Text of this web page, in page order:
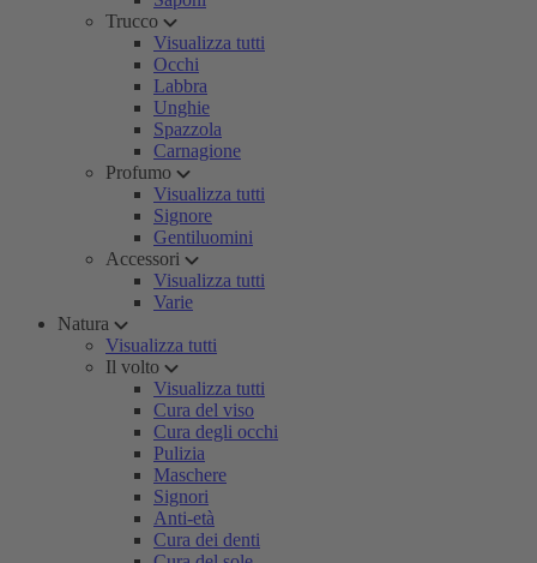
Trucco
Visualizza tutti
Occhi
Labbra
Unghie
Spazzola
Carnagione
Profumo
Visualizza tutti
Signore
Gentiluomini
Accessori
Visualizza tutti
Varie
Natura
Visualizza tutti
Il volto
Visualizza tutti
Cura del viso
Cura degli occhi
Pulizia
Maschere
Signori
Anti-età
Cura dei denti